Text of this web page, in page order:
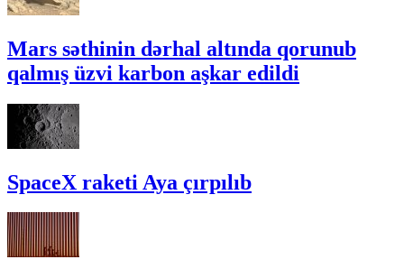
Mars səthinin dərhal altında qorunub
qalmış üzvi karbon aşkar edildi
SpaceX raketi Aya çırpılıb